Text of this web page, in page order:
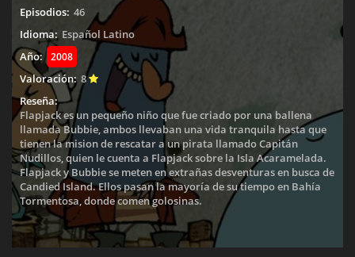
Episodios: 46
Idioma: Español Latino
Año: 2008
Valoración: 8
Reseña:
Flapjack es un pequeño niño que fue criado por una ballena
llamada Bubbie, ambos llevaban una vida tranquila hasta que
tienen la mision de rescatar a un pirata llamado Capitán
Nudillos, quien le cuenta a Flapjack sobre la Isla Acaramelada.
Flapjack y Bubbie se meten en extrañas desventuras en busca de
Candied Island. Ellos pasan la mayoría de su tiempo en Bahía
Tormentosa, donde comen golosinas.